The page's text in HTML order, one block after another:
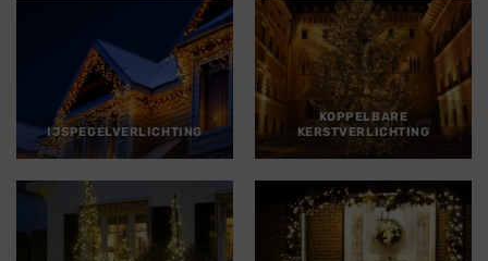
IJSPEGELVERLICHTING
KOPPELBARE
KERSTVERLICHTING